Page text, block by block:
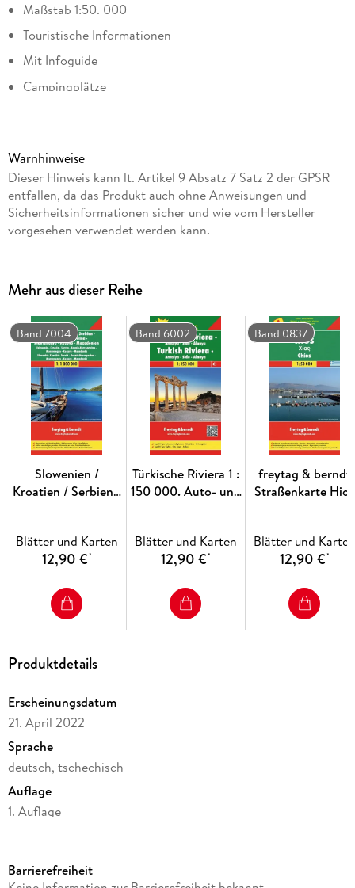
Maßstab 1:50. 000
Touristische Informationen
Mit Infoguide
Campingplätze
ca. 124 x 93 cm
Warnhinweise
Dieser Hinweis kann lt. Artikel 9 Absatz 7 Satz 2 der GPSR
entfallen, da das Produkt auch ohne Anweisungen und
Sicherheitsinformationen sicher und wie vom Hersteller
vorgesehen verwendet werden kann.
Mehr aus dieser Reihe
Band 7004
Slowenien /
Kroatien / Serbien /
Montenegro /
Kosovo /
000 000. Autokarte
Blätter und Karten
12,90 €*
Band 6002
Türkische Riviera 1 :
150 000. Auto- und
Blätter und Karten
12,90 €*
Band 0837
freytag & berndt
Straßenkarte Hios
Blätter und Karten
12,90 €*
Produktdetails
Erscheinungsdatum
21. April 2022
Sprache
deutsch, tschechisch
Auflage
1. Auflage
Verlag/Hersteller
Barrierefreiheit